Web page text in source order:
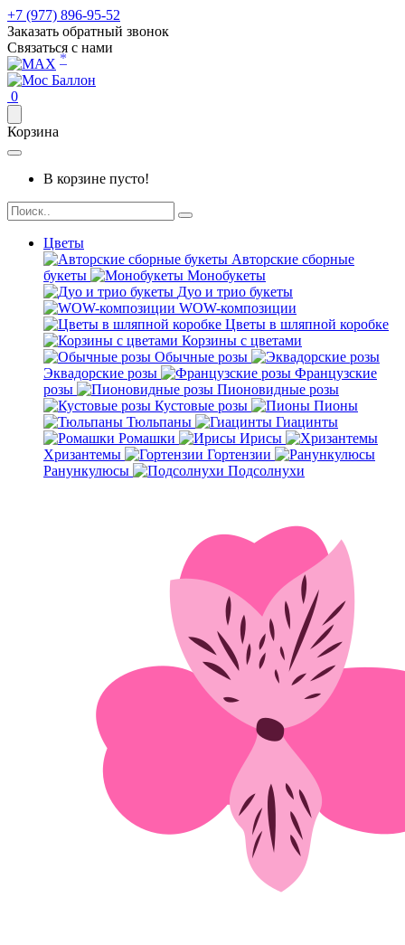
+7 (977) 896-95-52
Заказать обратный звонок
Связаться с нами
*
0
Корзина
В корзине пусто!
Цветы
Авторские сборные
букеты
Монобукеты
Дуо и трио букеты
WOW-композиции
Цветы в шляпной коробке
Корзины с цветами
Обычные розы
Эквадорские розы
Французские
розы
Пионовидные розы
Кустовые розы
Пионы
Тюльпаны
Гиацинты
Ромашки
Ирисы
Хризантемы
Гортензии
Ранункулюсы
Подсолнухи